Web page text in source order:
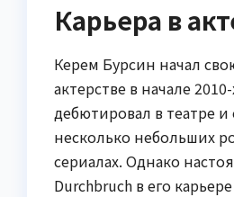
Карьера в
Керем Бурсин начал
актерстве в начале
дебютировал в театре и
несколько небольших
сериалах. Однако
Durchbruch в его